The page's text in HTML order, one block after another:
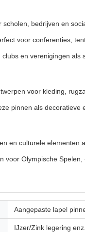
scholen, bedrijven en
voor conferenties,
en verenigingen
voor kleding,
pinnen als
en culturele elementen
voor Olympische
Aangepaste lapel
IJzer/Zink legering enz.